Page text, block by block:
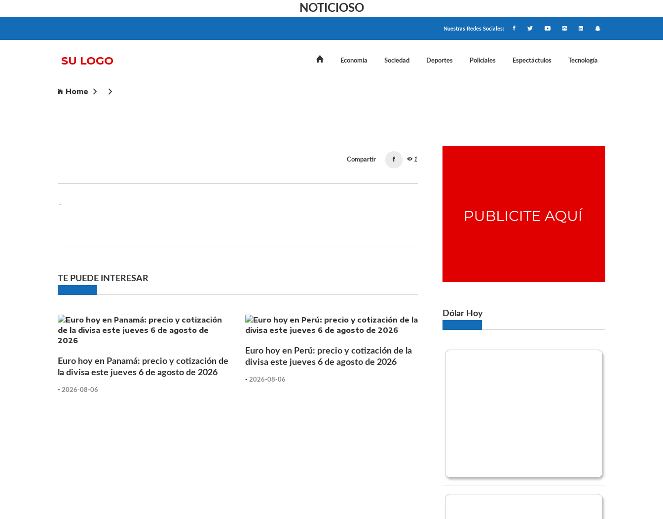
NOTICIOSO
Nuestras Redes Sociales:
Economía Sociedad Deportes Policiales Espectáctulos Tecnología
Home
Compartir 1
-
TE PUEDE INTERESAR
Euro hoy en Panamá: precio y cotización de
la divisa este jueves 6 de agosto de 2026
- 2026-08-06
Euro hoy en Perú: precio y cotización de la
divisa este jueves 6 de agosto de 2026
- 2026-08-06
Dólar Hoy